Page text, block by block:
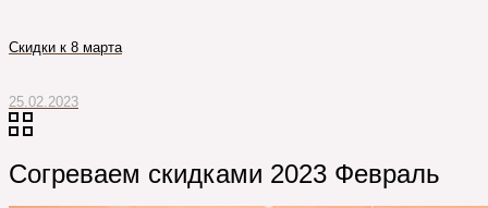
Cкидки к 8 марта
25.02.2023
Согреваем скидками 2023 Февраль